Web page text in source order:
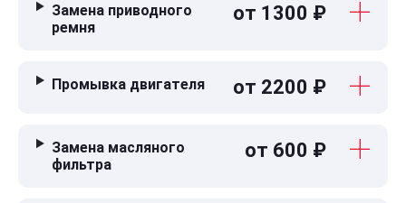
Замена приводного
ремня
от 1300 ₽
Промывка двигателя от 2200 ₽
Замена масляного
фильтра
от 600 ₽